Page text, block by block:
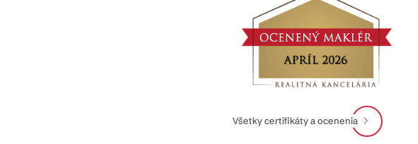
Všetky certifikáty a ocenenia